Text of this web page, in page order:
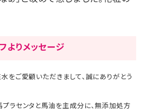
よりメッセージ
をご愛顧いただきまして、誠にありがとう
プラセンタと馬油を主成分に、無添加処方